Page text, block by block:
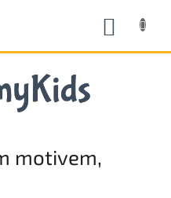
motivem,